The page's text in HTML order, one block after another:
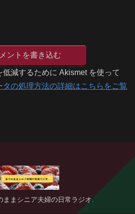
ントを書き込む
減するために Akismet を使って
タの処理方法の詳細はこちらをご覧
ままシニア夫婦の日常ラジオ.